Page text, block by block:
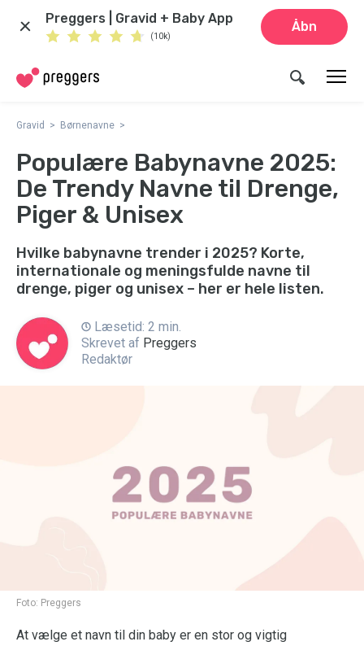
Preggers | Gravid + Baby App
(10k)
Åbn
Gravid Børnenavne
Populære Babynavne 2025:
De Trendy Navne til Drenge,
Piger & Unisex
Hvilke babynavne trender i 2025? Korte,
internationale og meningsfulde navne til
drenge, piger og unisex – her er hele listen.
Læsetid: 2 min.
Skrevet af Preggers
Redaktør
Foto: Preggers
At vælge et navn til din baby er en stor og vigtig